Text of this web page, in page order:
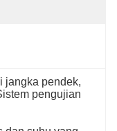
jangka pendek,
pengujian